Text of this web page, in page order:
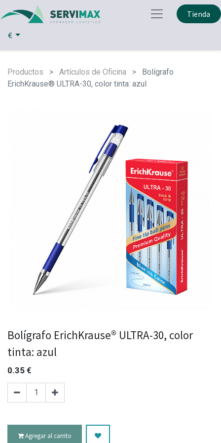
Tienda
€
Productos Artículos de Oficina
Bolígrafo
ErichKrause® ULTRA-30, color tinta: azul
Bolígrafo ErichKrause® ULTRA-30, color
tinta: azul
0.35 €
Agregar al carrito